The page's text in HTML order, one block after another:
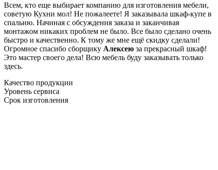
Всем, кто еще выбирает компанию для изготовления мебели,
советую Кухни мол! Не пожалеете! Я заказывала шкаф-купе в
спальню. Начиная с обсуждения заказа и заканчивая
монтажом никаких проблем не было. Все было сделано очень
быстро и качественно. К тому же мне ещё скидку сделали!
Огромное спасибо сборщику Алексею за прекрасный шкаф!
Это мастер своего дела! Всю мебель буду заказывать только
здесь.
Качество продукции
Уровень сервиса
Срок изготовления